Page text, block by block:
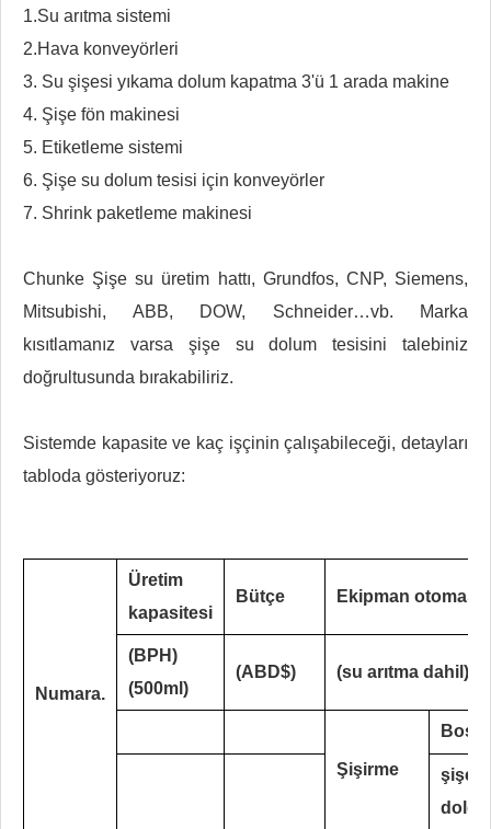
1.Su arıtma sistemi
2.Hava konveyörleri
3. Su şişesi yıkama dolum kapatma 3'ü 1 arada makine
4. Şişe fön makinesi
5. Etiketleme sistemi
6. Şişe su dolum tesisi için konveyörler
7. Shrink paketleme makinesi
Chunke Şişe su üretim hattı, Grundfos, CNP, Siemens,
Mitsubishi, ABB, DOW, Schneider…vb. Marka
kısıtlamanız varsa şişe su dolum tesisini talebiniz
doğrultusunda bırakabiliriz.
Sistemde kapasite ve kaç işçinin çalışabileceği, detayları
tabloda gösteriyoruz:
Numara.
Üretim
kapasitesi
Bütçe Ekipman
(BPH)
(500ml)
(ABD$) (su arıtma dahil)
Şişirme
Boş
şişe